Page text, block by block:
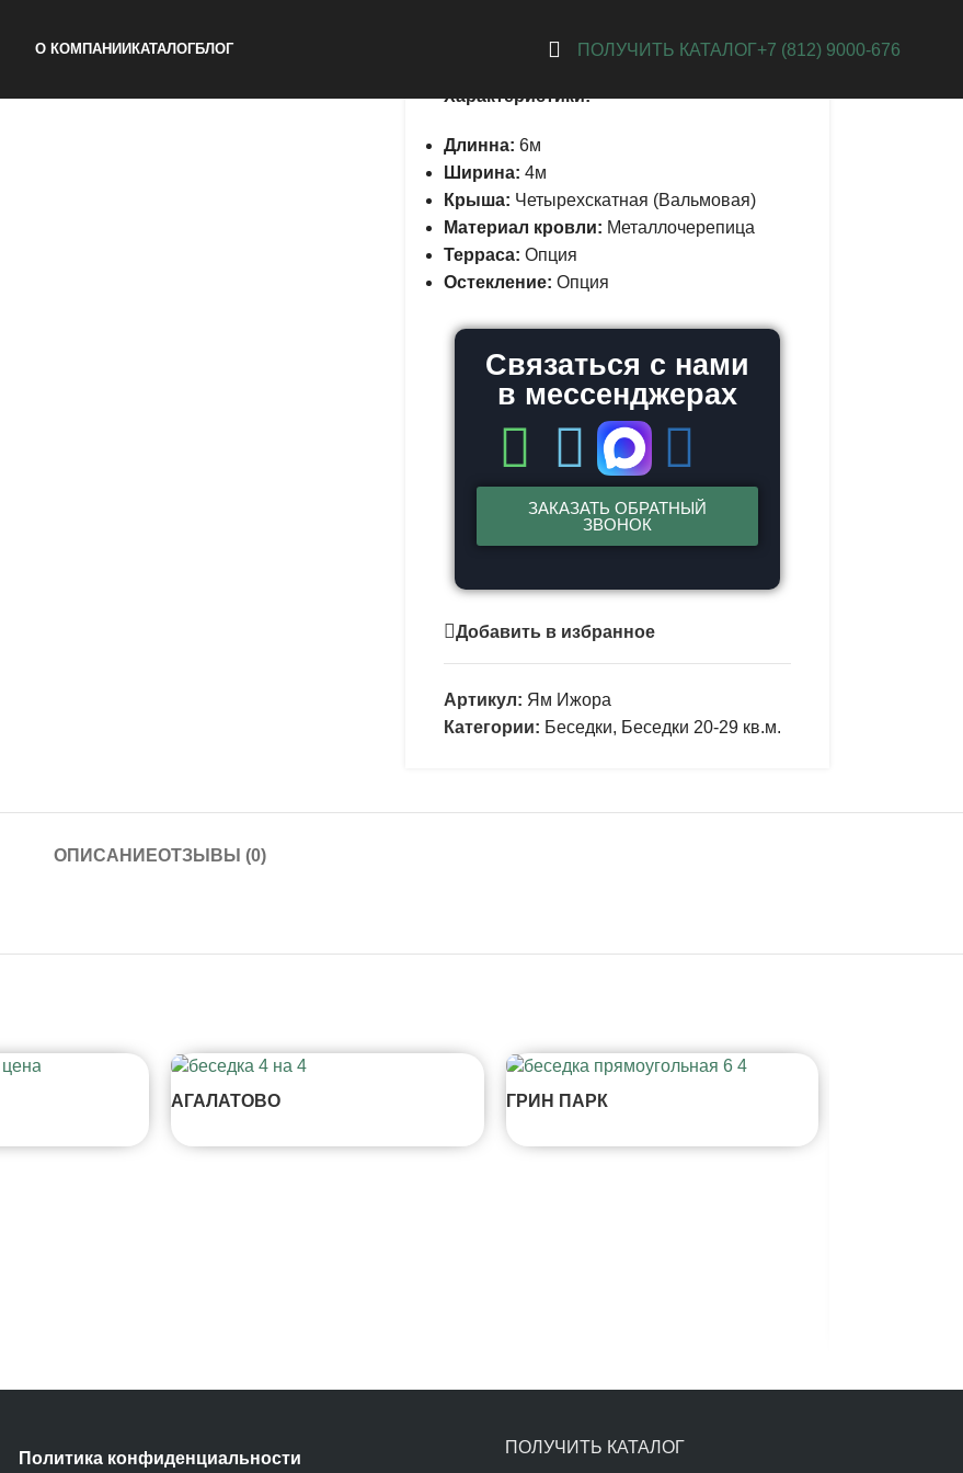
О КОМПАНИИ КАТАЛОГБЛОГ ПОЛУЧИТЬ КАТАЛОГ+7 (812) 9000-676
Характеристики:
Длинна: 6м
Ширина: 4м
Крыша: Четырехскатная (Вальмовая)
Материал кровли: Металлочерепица
Терраса: Опция
Остекление: Опция
Связаться с нами
в мессенджерах
ЗАКАЗАТЬ ОБРАТНЫЙ
ЗВОНОК
Добавить в избранное
Артикул: Ям Ижора
Категории: Беседки, Беседки 20-29 кв.м.
ОПИСАНИЕОТЗЫВЫ (0)
АГАЛАТОВО ГРИН ПАРК
Политика конфиденциальности
ПОЛУЧИТЬ КАТАЛОГ